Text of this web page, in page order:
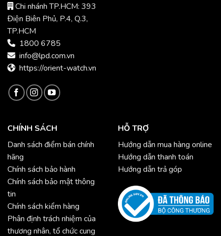
Chi nhánh TP.HCM: 393
Điện Biên Phủ, P.4, Q.3,
TP.HCM
1800 6785
info@lpd.com.vn
https://orient-watch.vn
CHÍNH SÁCH
Danh sách điểm bán chính
hãng
Chính sách bảo hành
Chính sách bảo mật thông
tin
Chính sách kiểm hàng
Phân định trách nhiệm của
thương nhân, tổ chức cung
HỖ TRỢ
Hướng dẫn mua hàng online
Hướng dẫn thanh toán
Hướng dẫn trả góp